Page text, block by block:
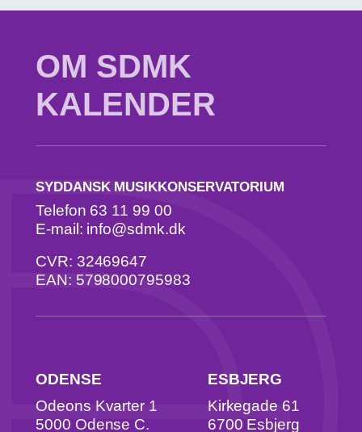
OM SDMK
KALENDER
SYDDANSK MUSIKKONSERVATORIUM
Telefon 63 11 99 00
E-mail: info@sdmk.dk
CVR: 32469647
EAN: 5798000795983
ODENSE
Odeons Kvarter 1
5000 Odense C.
ESBJERG
Kirkegade 61
6700 Esbjerg